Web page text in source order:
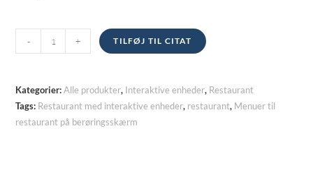
til
på
berøringsskærm
kvantitet
- + TILFØJ TIL CITAT
Kategorier:Alle produkter, Interaktive enheder, Restaurant
Tags: Restaurant med interaktive enheder, restaurant, Menuer til
restaurant på berøringsskærm